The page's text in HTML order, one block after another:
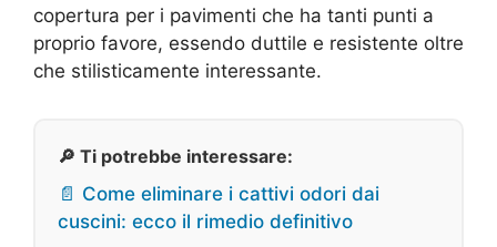
copertura per i pavimenti che ha tanti punti a
proprio favore, essendo duttile e resistente oltre
che stilisticamente interessante.
🔎 Ti potrebbe interessare:
📄 Come eliminare i cattivi odori dai
cuscini: ecco il rimedio definitivo